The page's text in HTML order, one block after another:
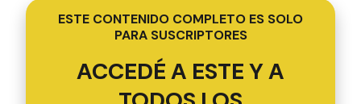
ESTE CONTENIDO COMPLETO ES SOLO
PARA SUSCRIPTORES
ACCEDÉ A ESTE Y A